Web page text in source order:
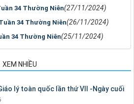
34 Thường Niên(27/11/2024)
34 Thường Niên(26/11/2024)
34 Thường Niên(25/11/2024)
XEM NHIỀU
lý toàn quốc lần thứ VII -Ngày cuối